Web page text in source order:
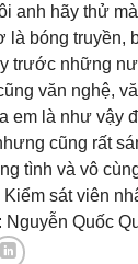
anh hãy thử
là bóng truyền,
trước những
văn nghệ,
em là như vậy
cũng rất
tình và vô
sát viên
Nguyễn Quốc